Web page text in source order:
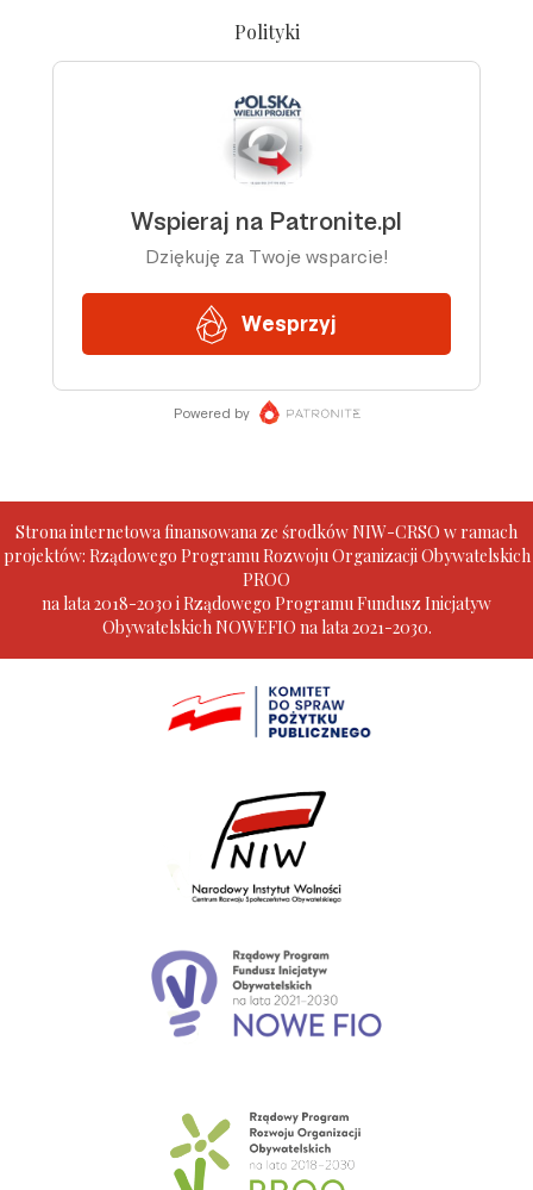
Polityki
Strona internetowa finansowana ze środków NIW-CRSO w ramach
projektów: Rządowego Programu Rozwoju Organizacji Obywatelskich
PROO
na lata 2018-2030 i Rządowego Programu Fundusz Inicjatyw
Obywatelskich NOWEFIO na lata 2021-2030.